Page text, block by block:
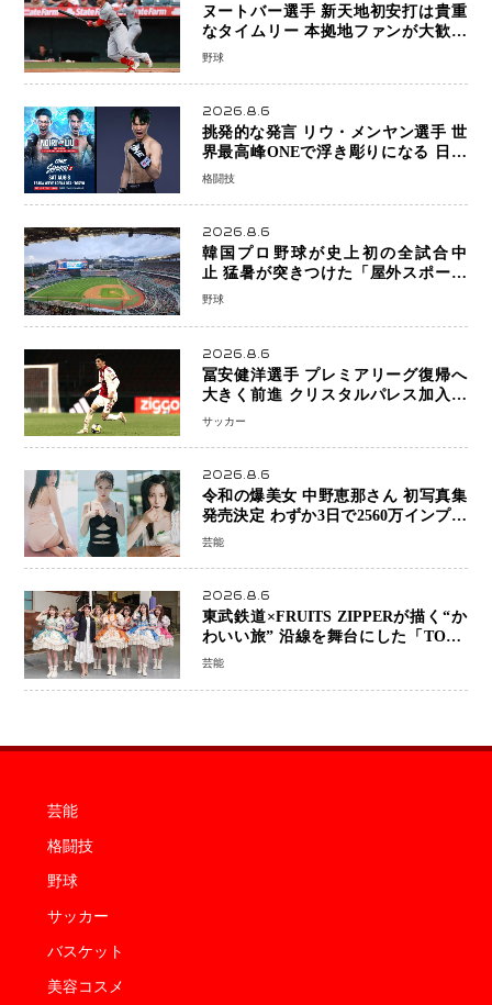
ヌートバー選手 新天地初安打は貴重
なタイムリー 本拠地ファンが大歓声
笑顔で歓喜
野球
2026.8.6
挑発的な発言 リウ・メンヤン選手 世
界最高峰ONEで浮き彫りになる 日本
キックボクシングが直面する“技術
格闘技
2026.8.6
韓国プロ野球が史上初の全試合中
止 猛暑が突きつけた「屋外スポーツ
の限界」 日本発のドーム型施設時代
野球
2026.8.6
冨安健洋選手 プレミアリーグ復帰へ
大きく前進 クリスタルパレス加入目
前 メディカルチェックも通過
サッカー
2026.8.6
令和の爆美女 中野恵那さん 初写真集
発売決定 わずか3日で2560万インプレ
ッションを記録した話題の美貌を凝縮
芸能
2026.8.6
東武鉄道×FRUITS ZIPPERが描く“か
わいい旅” 沿線を舞台にした「TOBU
KAWAII PROJECT」が開幕
芸能
芸能
格闘技
野球
サッカー
バスケット
美容コスメ